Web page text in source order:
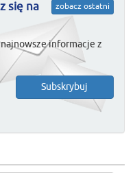
zobacz ostatni
się na
informacje z